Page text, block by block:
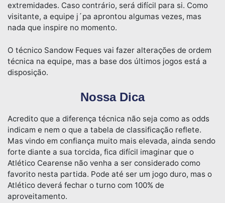
extremidades. Caso contrário, será difícil para si. Como
visitante, a equipe j´pa aprontou algumas vezes, mas
nada que inspire no momento.
O técnico Sandow Feques vai fazer alterações de ordem
técnica na equipe, mas a base dos últimos jogos está a
disposição.
Nossa Dica
Acredito que a diferença técnica não seja como as odds
indicam e nem o que a tabela de classificação reflete.
Mas vindo em confiança muito mais elevada, ainda sendo
forte diante a sua torcida, fica difícil imaginar que o
Atlético Cearense não venha a ser considerado como
favorito nesta partida. Pode até ser um jogo duro, mas o
Atlético deverá fechar o turno com 100% de
aproveitamento.